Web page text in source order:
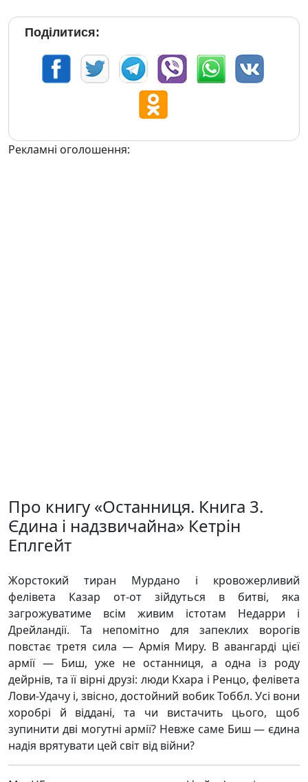
Поділитися:
Рекламні оголошення:
Про книгу «Останниця. Книга 3.
Єдина і надзвичайна» Кетрін
Еплгейт
Жорстокий тиран Мурдано і кровожерливий
фелівета Казар от-от зійдуться в битві, яка
загрожуватиме всім живим істотам Недарри і
Дрейландії. Та непомітно для запеклих ворогів
повстає третя сила — Армія Миру. В авангарді цієї
армії — Биш, уже не останниця, а одна із роду
дейрнів, та її вірні друзі: люди Кхара і Ренцо, фелівета
Лови-Удачу і, звісно, достойний вобик Тоббл. Усі вони
хоробрі й віддані, та чи вистачить цього, щоб
зупинити дві могутні армії? Невже саме Биш — єдина
надія врятувати цей світ від війни?